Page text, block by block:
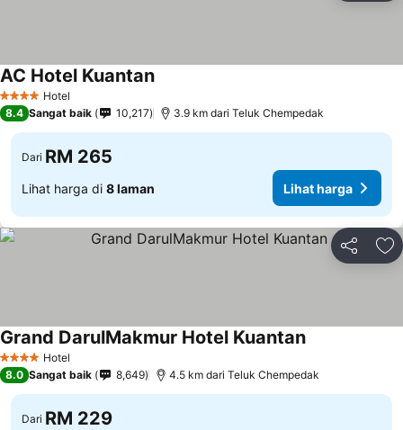
4 BintangHotel
AC Hotel KuantanLihat harga
8.4 Sangat baik 10,217 3.9 km dari Teluk Chempedak
Dari RM 265
Lihat harga di 8 laman Lihat harga
Kongsi
4 BintangHotel
Grand DarulMakmur Hotel KuantanLihat harga
8.0 Sangat baik 8,649 4.5 km dari Teluk Chempedak
Dari RM 229